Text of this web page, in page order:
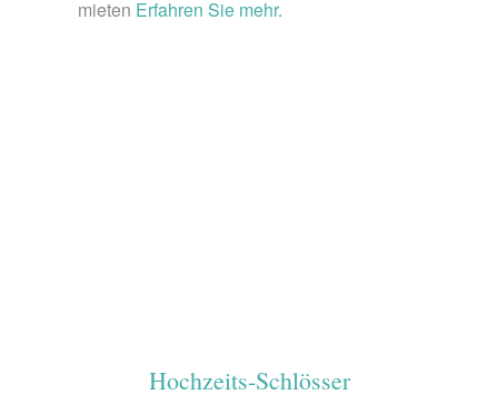
mieten Erfahren Sie mehr.
Hochzeits-Schlösser